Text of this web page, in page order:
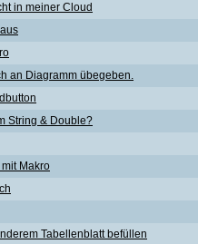
in meiner Cloud
an Diagramm übegeben.
String & Double?
Makro
Tabellenblatt befüllen